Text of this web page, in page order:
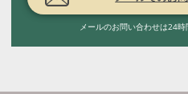
メールのお問い合わせは24時